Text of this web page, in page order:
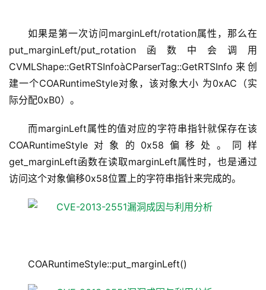
如果是第一次访问marginLeft/rotation属性，那么在
put_marginLeft/put_rotation函数中会调用
CVMLShape::GetRTSInfoàCParserTag::GetRTSInfo来创
建一个COARuntimeStyle对象，该对象大小 为0xAC（实
际分配0xB0）。
而marginLeft属性的值对应的字符串指针就保存在该
COARuntimeStyle对象的0x58偏移处。同样
get_marginLeft函数在读取marginLeft属性时，也是通过
访问这个对象偏移0x58位置上的字符串指针来完成的。
COARuntimeStyle::put_marginLeft()